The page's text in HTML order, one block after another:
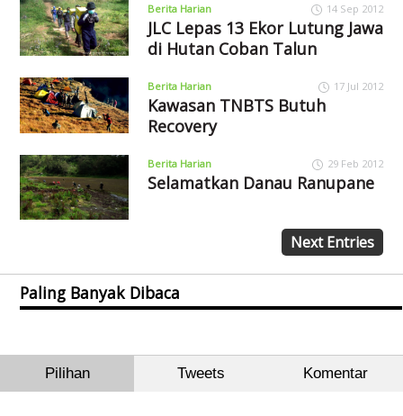
Berita Harian 14 Sep 2012
JLC Lepas 13 Ekor Lutung Jawa
di Hutan Coban Talun
Berita Harian 17 Jul 2012
Kawasan TNBTS Butuh
Recovery
Berita Harian 29 Feb 2012
Selamatkan Danau Ranupane
Next Entries
Paling Banyak Dibaca
Pilihan Tweets Komentar